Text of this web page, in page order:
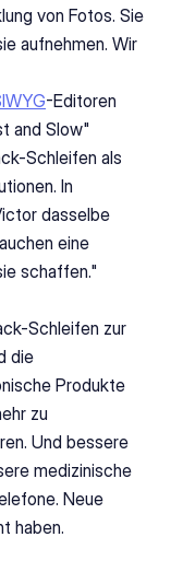
von Fotos. Sie
aufnehmen. Wir
-Editoren
and Slow"
Schleifen als
dasselbe
eine
schaffen."
Schleifen zur
die
Produkte
zu
Und bessere
medizinische
Neue
haben.